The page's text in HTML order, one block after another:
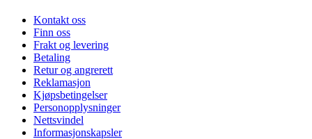
Kontakt oss
Finn oss
Frakt og levering
Betaling
Retur og angrerett
Reklamasjon
Kjøpsbetingelser
Personopplysninger
Nettsvindel
Informasjonskapsler